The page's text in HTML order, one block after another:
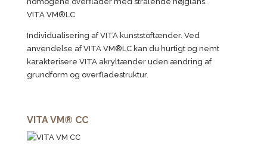
VITA VM®LC
Individualisering af VITA kunststoftænder. Ved
anvendelse af VITA VM®LC kan du hurtigt og nemt
karakterisere VITA akryltænder uden ændring af
grundform og overfladestruktur.
VITA VM® CC